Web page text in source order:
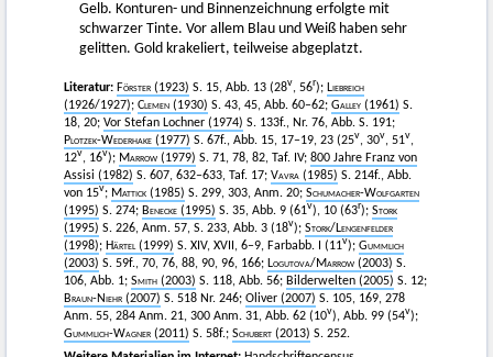
Gelb. Konturen- und Binnenzeichnung erfolgte mit
schwarzer Tinte. Vor allem Blau und Weiß haben sehr
gelitten. Gold krakeliert, teilweise abgeplatzt.
Literatur: Förster (1923) S. 15, Abb. 13 (28v, 56r); Liebreich
(1926/1927); Clemen (1930) S. 43, 45, Abb. 60–62; Galley (1961) S.
18, 20; Vor Stefan Lochner (1974) S. 133f., Nr. 76, Abb. S. 191;
Plotzek-Wederhake (1977) S. 67f., Abb. 15, 17–19, 23 (25v, 30v, 51v,
12v, 16v); Marrow (1979) S. 71, 78, 82, Taf. IV; 800 Jahre Franz von
Assisi (1982) S. 607, 632–633, Taf. 17; Vavra (1985) S. 214f., Abb.
von 15v; Mattick (1985) S. 299, 303, Anm. 20; Schumacher-Wolfgarten
(1995) S. 274; Benecke (1995) S. 35, Abb. 9 (61v), 10 (63r); Stork
(1995) S. 226, Anm. 57, S. 233, Abb. 3 (18v); Stork/Lengenfelder
(1998); Härtel (1999) S. XIV, XVII, 6–9, Farbabb. I (11v); Gummlich
(2003) S. 59f., 70, 76, 88, 90, 96, 166; Logutova/ Marrow (2003) S.
106, Abb. 1; Smith (2003) S. 118, Abb. 56; Bilderwelten (2005) S. 12;
Braun-Niehr (2007) S. 518 Nr. 246; Oliver (2007) S. 105, 169, 278
Anm. 55, 284 Anm. 21, 300 Anm. 31, Abb. 62 (10v), Abb. 99 (54v);
Gummlich-Wagner (2011) S. 58f.; Schubert (2013) S. 252.